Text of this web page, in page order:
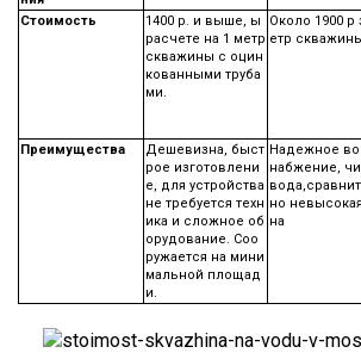
Стоимость
1400 р. и выше, ы
расчете на 1 метр
скважины с оцин
кованными труба
ми.
Около 1900 р
етр
Преимущества
Дешевизна, быст
рое изготовлени
е, для устройства
не требуется техн
ика и сложное об
орудование. Соо
ружается на мини
мальной площад
и.
Надежное
набжение,
но
на